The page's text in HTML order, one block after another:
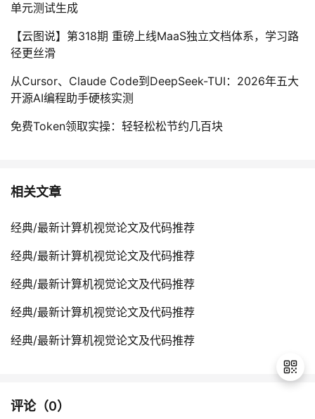
单元测试生成
【云图说】第318期 重磅上线MaaS独立文档体系，学习路
径更丝滑
从Cursor、Claude Code到DeepSeek-TUI：2026年五大
开源AI编程助手硬核实测
免费Token领取实操：轻轻松松节约几百块
相关文章
经典/最新计算机视觉论文及代码推荐
经典/最新计算机视觉论文及代码推荐
经典/最新计算机视觉论文及代码推荐
经典/最新计算机视觉论文及代码推荐
经典/最新计算机视觉论文及代码推荐
评论（0）